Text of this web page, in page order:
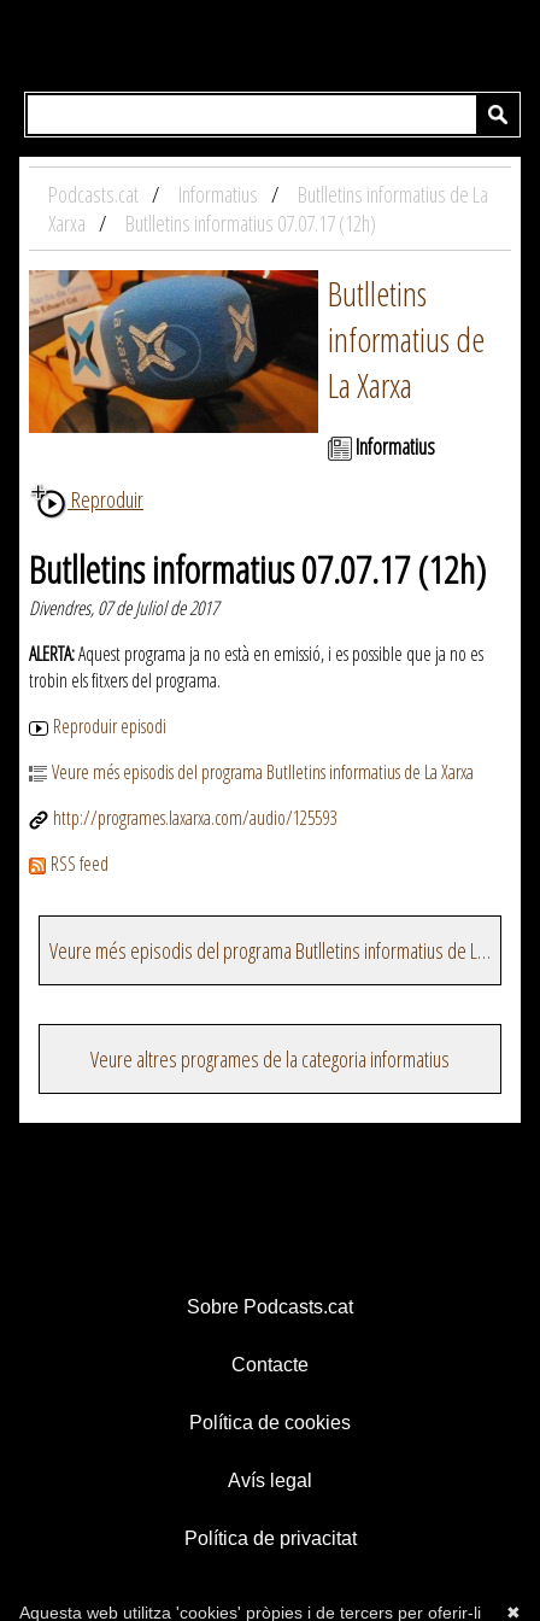
Podcasts.cat Informatius
Butlletins informatius de La
Xarxa
Butlletins informatius 07.07.17 (12h)
Butlletins
informatius de
La Xarxa
Informatius
Reproduir
Butlletins informatius 07.07.17 (12h)
Divendres, 07 de Juliol de 2017
ALERTA:Aquest programa ja no està en emissió, i es possible que ja no es
trobin els fitxers del programa.
Reproduir episodi
Veure més episodis del programa Butlletins informatius de La Xarxa
http://programes.laxarxa.com/audio/125593
RSS feed
Veure més episodis del programa Butlletins informatius de La Xarxa
Veure altres programes de la categoria informatius
Sobre Podcasts.cat
Contacte
Política de cookies
Avís legal
Política de privacitat
✖
Aquesta web utilitza 'cookies' pròpies i de tercers per oferir-li